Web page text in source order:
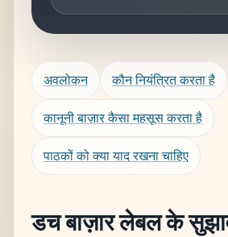
अवलोकन कौन नियंत्रित करता है
कानूनी बाज़ार कैसा महसूस करता है
पाठकों को क्या याद रखना चाहिए
डच बाज़ार लेबल के